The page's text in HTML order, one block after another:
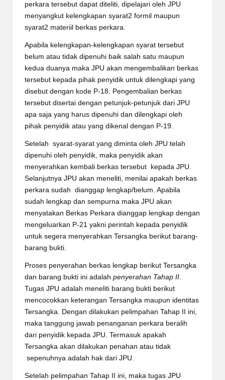
perkara tersebut dapat diteliti, dipelajari oleh JPU
menyangkut kelengkapan syarat2 formil maupun
syarat2 materiil berkas perkara.
Apabila kelengkapan-kelengkapan syarat tersebut
belum atau tidak dipenuhi baik salah satu maupun
kedua duanya maka JPU akan mengembalikan berkas
tersebut kepada pihak penyidik untuk dilengkapi yang
disebut dengan kode P-18. Pengembalian berkas
tersebut disertai dengan petunjuk-petunjuk dari JPU
apa saja yang harus dipenuhi dan dilengkapi oleh
pihak penyidik atau yang dikenal dengan P-19.
Setelah syarat-syarat yang diminta oleh JPU telah
dipenuhi oleh penyidik, maka penyidik akan
menyerahkan kembali berkas tersebut kepada JPU.
Selanjutnya JPU akan meneliti, menilai apakah berkas
perkara sudah dianggap lengkap/belum. Apabila
sudah lengkap dan sempurna maka JPU akan
menyatakan Berkas Perkara dianggap lengkap dengan
mengeluarkan P-21 yakni perintah kepada penyidik
untuk segera menyerahkan Tersangka berikut barang-
barang bukti.
Proses penyerahan berkas lengkap berikut Tersangka
dan barang bukti ini adalah penyerahan Tahap II
Tugas JPU adalah meneliti barang bukti berikut
mencocokkan keterangan Tersangka maupun identitas
Tersangka. Dengan dilakukan pelimpahan Tahap II ini,
maka tanggung jawab penanganan perkara beralih
dari penyidik kepada JPU. Termasuk apakah
Tersangka akan dilakukan penahan atau tidak
sepenuhnya adalah hak dari JPU.
Setelah pelimpahan Tahap II ini, maka tugas JPU